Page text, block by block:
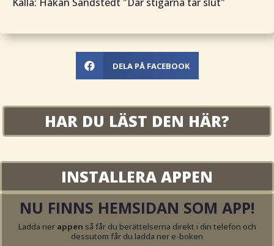
 DELA PÅ FACEBOOK
HAR DU LÄST DEN HÄR?
INSTALLERA APPEN
NU FINNS HEMSIDAN SOM APP!
Ladda ner appen så får du berättelserna direkt i din telefon och
dessutom får du ladda ner e-boken